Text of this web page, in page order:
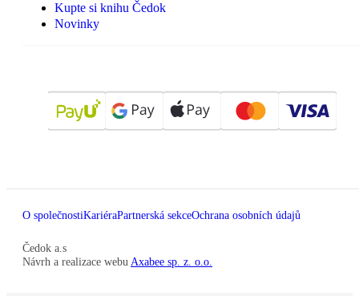
Kupte si knihu Čedok
Novinky
O společnostiKariéraPartnerská sekceOchrana osobních údajů
Čedok a.s
Návrh a realizace webu Axabee sp. z. o.o.